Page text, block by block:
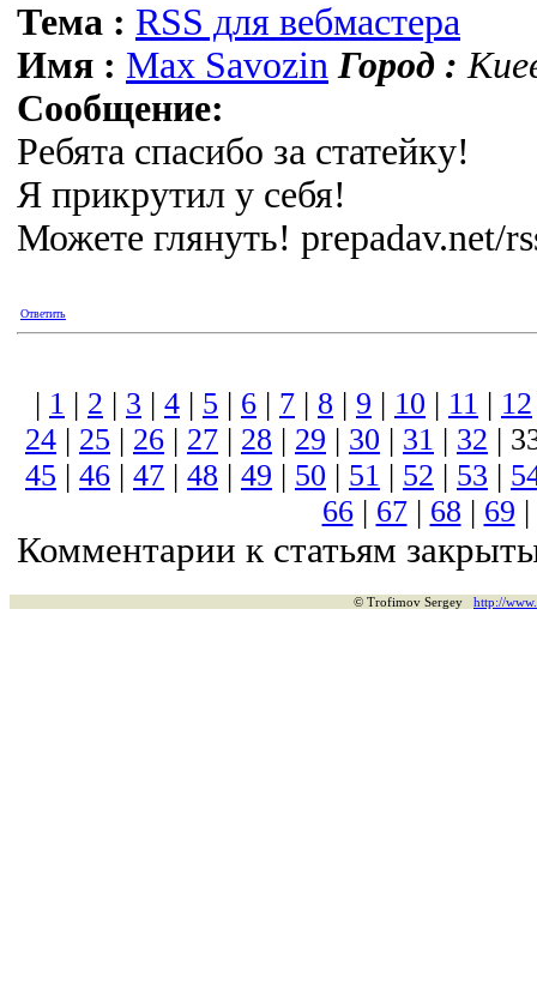
Тема : RSS для вебмастера
Имя : Max Savozin Город :
Сообщение:
Ребята спасибо за статейку!
Я прикрутил у себя!
Можете глянуть! prepadav.net/
Ответить
| 1 | 2 | 3 | 4 | 5 | 6 | 7 | 8 | 9 | 10 | 11 | 12
24 | 25 | 26 | 27 | 28 | 29 | 30 | 31 | 32 |
45 | 46 | 47 | 48 | 49 | 50 | 51 | 52 | 53 |
66| 67| 68 | 69 |
Комментарии к статьям
© Trofimov Sergey http://